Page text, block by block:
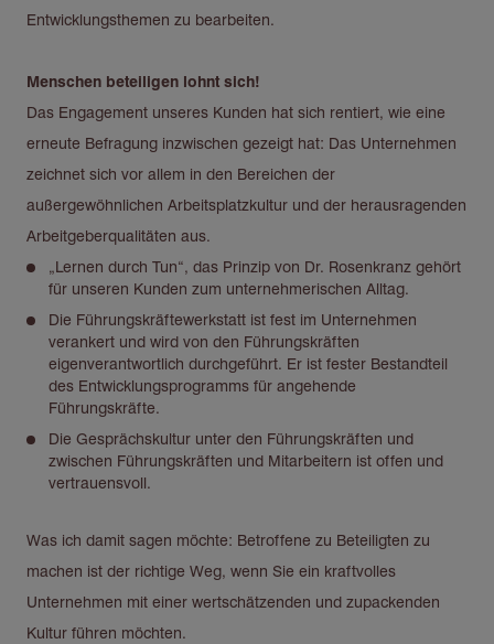
Entwicklungsthemen zu bearbeiten.
Menschen beteiligen lohnt sich!
Das Engagement unseres Kunden hat sich rentiert, wie eine
erneute Befragung inzwischen gezeigt hat: Das Unternehmen
zeichnet sich vor allem in den Bereichen der
außergewöhnlichen Arbeitsplatzkultur und der herausragenden
Arbeitgeberqualitäten aus.
„Lernen durch Tun“, das Prinzip von Dr. Rosenkranz gehört
für unseren Kunden zum unternehmerischen Alltag.
Die Führungskräftewerkstatt ist fest im Unternehmen
verankert und wird von den Führungskräften
eigenverantwortlich durchgeführt. Er ist fester Bestandteil
des Entwicklungsprogramms für angehende
Führungskräfte.
Die Gesprächskultur unter den Führungskräften und
zwischen Führungskräften und Mitarbeitern ist offen und
vertrauensvoll.
Was ich damit sagen möchte: Betroffene zu Beteiligten zu
machen ist der richtige Weg, wenn Sie ein kraftvolles
Unternehmen mit einer wertschätzenden und zupackenden
Kultur führen möchten.